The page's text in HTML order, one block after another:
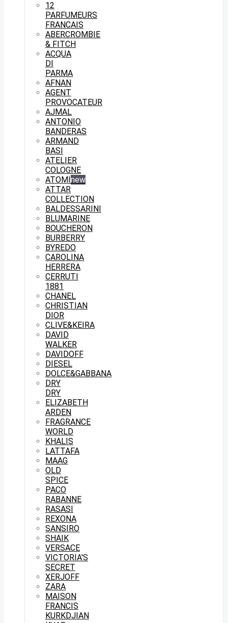
12
PARFUMEURS
FRANCAIS
ABERCROMBIE
& FITCH
ACQUA
DI
PARMA
AFNAN
AGENT
PROVOCATEUR
AJMAL
ANTONIO
BANDERAS
ARMAND
BASI
ATELIER
COLOGNE
ATOMI new
ATTAR
COLLECTION
BALDESSARINI
BLUMARINE
BOUCHERON
BURBERRY
BYREDO
CAROLINA
HERRERA
CERRUTI
1881
CHANEL
CHRISTIAN
DIOR
CLIVE&KEIRA
DAVID
WALKER
DAVIDOFF
DIESEL
DOLCE&GABBANA
DRY
DRY
ELIZABETH
ARDEN
FRAGRANCE
WORLD
KHALIS
LATTAFA
MAAG
OLD
SPICE
PACO
RABANNE
RASASI
REXONA
SANSIRO
SHAIK
VERSACE
VICTORIA'S
SECRET
XERJOFF
ZARA
MAISON
FRANCIS
KURKDJIAN